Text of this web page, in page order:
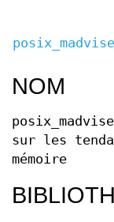
NOM
sur les
mémoire